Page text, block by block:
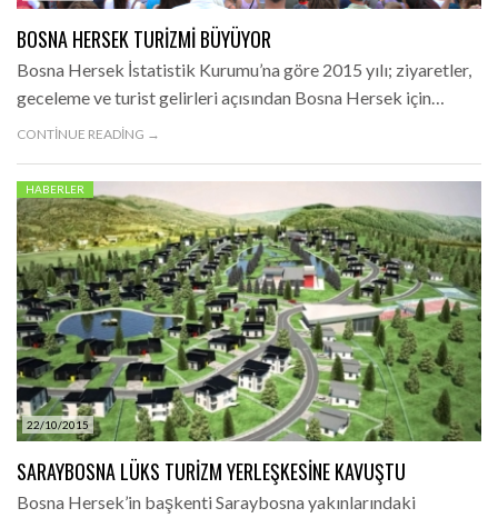
BOSNA HERSEK TURIZMI BÜYÜYOR
Bosna Hersek İstatistik Kurumu’na göre 2015 yılı; ziyaretler,
geceleme ve turist gelirleri açısından Bosna Hersek için…
CONTINUE READING →
22/10/2015
HABERLER
SARAYBOSNA LÜKS TURIZM YERLEŞKESINE KAVUŞTU
Bosna Hersek’in başkenti Saraybosna yakınlarındaki